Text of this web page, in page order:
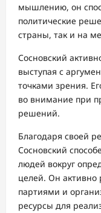
мышлению, он
политические
страны, так и на
Сосновский
выступая с
точками зрения.
во внимание при
решений.
Благодаря своей
Сосновский
людей вокруг
целей. Он активно
партиями и
ресурсы для